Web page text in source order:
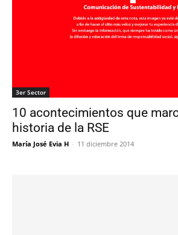
3er Sector
10 acontecimientos que
historia de la RSE
María José Evia H - 11 diciembre 2014